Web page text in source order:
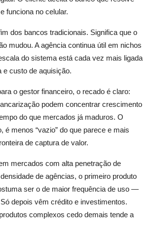
funciona no celular.
dos bancos tradicionais. Significa que o
mudou. A agência continua útil em nichos
do sistema está cada vez mais ligada
e custo de aquisição.
o gestor financeiro, o recado é claro:
podem concentrar crescimento
do que mercados já maduros. O
é menos “vazio” do que parece e mais
de captura de valor.
mercados com alta penetração de
de agências, o primeiro produto
ser o de maior frequência de uso —
depois vêm crédito e investimentos.
complexos cedo demais tende a